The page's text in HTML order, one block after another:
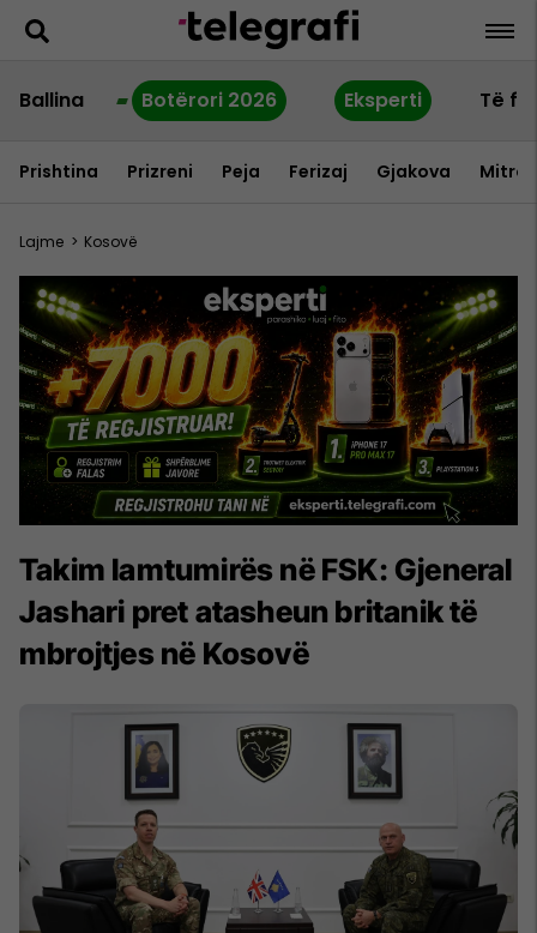
Ballina Botërori 2026 Eksperti Të
Prishtina Prizreni Peja Ferizaj Gjakova
Lajme > Kosovë
Takim lamtumirës në FSK: Gjeneral
Jashari pret atasheun britanik të
mbrojtjes në Kosovë